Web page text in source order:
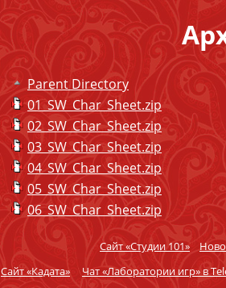
Parent Directory
01_SW_Char_Sheet.zip
02_SW_Char_Sheet.zip
03_SW_Char_Sheet.zip
04_SW_Char_Sheet.zip
05_SW_Char_Sheet.zip
06_SW_Char_Sheet.zip
Сайт «Студии 101»
Сайт «Кадата»
Чат «Лаборатории игр» в